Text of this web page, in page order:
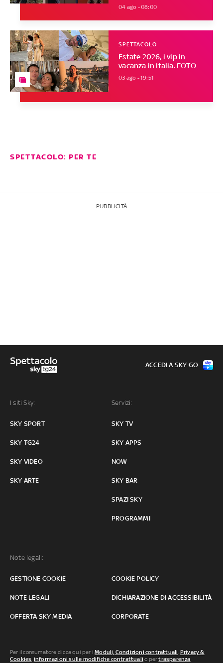
04 ago - 08:00
Estate 2026, i vip in
vacanza in Italia. FOTO
SPETTACOLO
03 ago - 19:51
SPETTACOLO: PER TE
PUBBLICITÀ
I siti Sky:
SKY SPORT
SKY TG24
SKY VIDEO
SKY ARTE
Servizi:
SKY TV
SKY APPS
NOW
SKY BAR
SPAZI SKY
PROGRAMMI
Note legali:
GESTIONE COOKIE COOKIE POLICY
NOTE LEGALI DICHIARAZIONE DI ACCESSIBILITÀ
OFFERTA SKY MEDIA CORPORATE
ACCEDI A SKY GO
Per il consumatore clicca qui per iModuli, Condizioni contrattuali, Privacy &
Cookies, informazioni sulle modifiche contrattuali o pertrasparenza